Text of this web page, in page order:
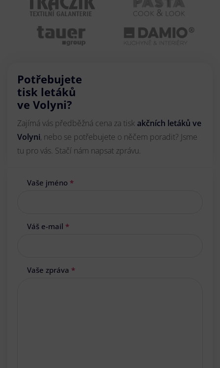
Potřebujete
tisk letáků
ve Volyni?
Zajímá vás předběžná cena za tisk akčních letáků ve
Volyni, nebo se potřebujete o něčem poradit? Jsme
tu pro vás. Stačí nám napsat zprávu.
Vaše jméno *
Váš e-mail *
Vaše zpráva *